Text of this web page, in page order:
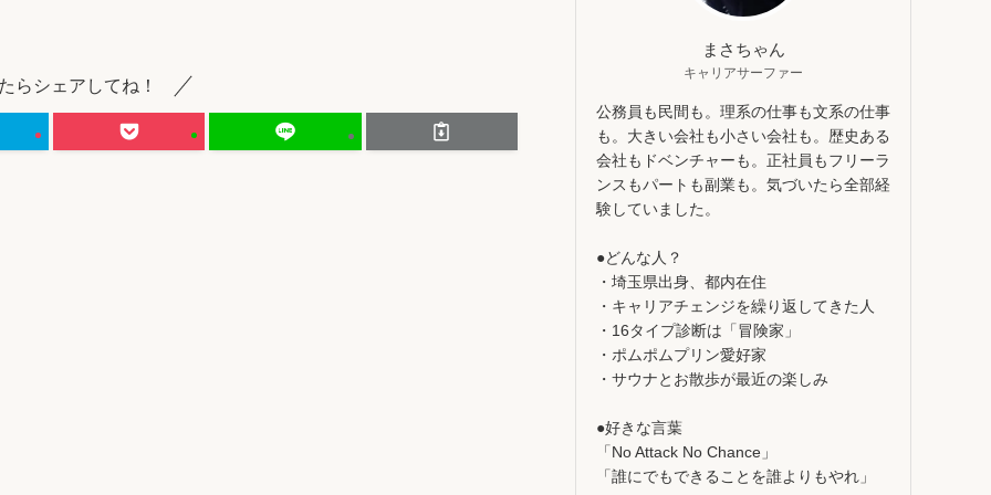
らシェアしてね！
まさちゃん
キャリアサーファー
公務員も民間も。理系の仕事も文系の仕事
も。大きい会社も小さい会社も。歴史ある
会社もドベンチャーも。正社員もフリーラ
ンスもパートも副業も。気づいたら全部経
験していました。
●どんな人？
・埼玉県出身、都内在住
・キャリアチェンジを繰り返してきた人
・16タイプ診断は「冒険家」
・ポムポムプリン愛好家
・サウナとお散歩が最近の楽しみ
●好きな言葉
「No Attack No Chance」
「誰にでもできることを誰よりもやれ」